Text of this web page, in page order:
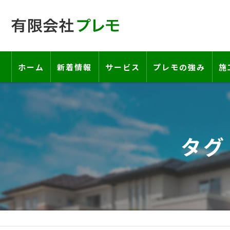
ホーム 新着情報 サービス
工事の流れ―契約書・保証書につ
お客様の声
プレモの強み 施
タ